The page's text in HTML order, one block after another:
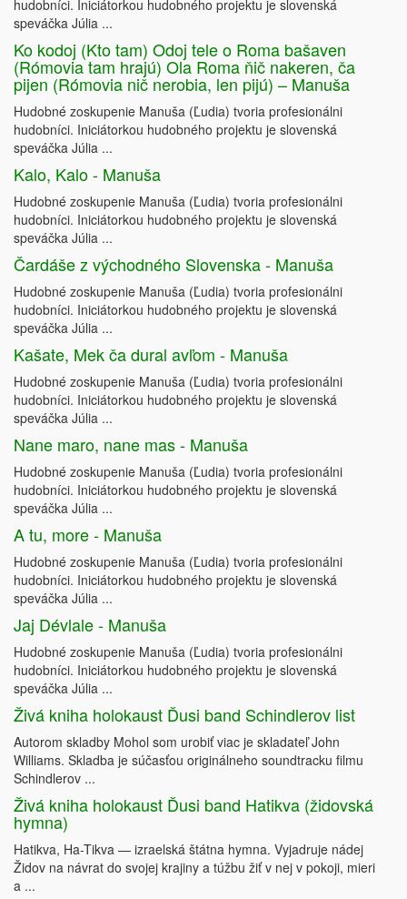
hudobníci. Iniciátorkou hudobného projektu je slovenská
speváčka Júlia ...
Ko kodoj (Kto tam) Odoj tele o Roma bašaven
(Rómovia tam hrajú) Ola Roma ňič nakeren, ča
pijen (Rómovia nič nerobia, len pijú) – Manuša
Hudobné zoskupenie Manuša (Ľudia) tvoria profesionálni
hudobníci. Iniciátorkou hudobného projektu je slovenská
speváčka Júlia ...
Kalo, Kalo - Manuša
Hudobné zoskupenie Manuša (Ľudia) tvoria profesionálni
hudobníci. Iniciátorkou hudobného projektu je slovenská
speváčka Júlia ...
Čardáše z východného Slovenska - Manuša
Hudobné zoskupenie Manuša (Ľudia) tvoria profesionálni
hudobníci. Iniciátorkou hudobného projektu je slovenská
speváčka Júlia ...
Kašate, Mek ča dural avľom - Manuša
Hudobné zoskupenie Manuša (Ľudia) tvoria profesionálni
hudobníci. Iniciátorkou hudobného projektu je slovenská
speváčka Júlia ...
Nane maro, nane mas - Manuša
Hudobné zoskupenie Manuša (Ľudia) tvoria profesionálni
hudobníci. Iniciátorkou hudobného projektu je slovenská
speváčka Júlia ...
A tu, more - Manuša
Hudobné zoskupenie Manuša (Ľudia) tvoria profesionálni
hudobníci. Iniciátorkou hudobného projektu je slovenská
speváčka Júlia ...
Jaj Dévlale - Manuša
Hudobné zoskupenie Manuša (Ľudia) tvoria profesionálni
hudobníci. Iniciátorkou hudobného projektu je slovenská
speváčka Júlia ...
Živá kniha holokaust Ďusi band Schindlerov list
Autorom skladby Mohol som urobiť viac je skladateľ John
Williams. Skladba je súčasťou originálneho soundtracku filmu
Schindlerov ...
Živá kniha holokaust Ďusi band Hatikva (židovská
hymna)
Hatikva, Ha-Tikva — izraelská štátna hymna. Vyjadruje nádej
Židov na návrat do svojej krajiny a túžbu žiť v nej v pokoji, mieri
a ...